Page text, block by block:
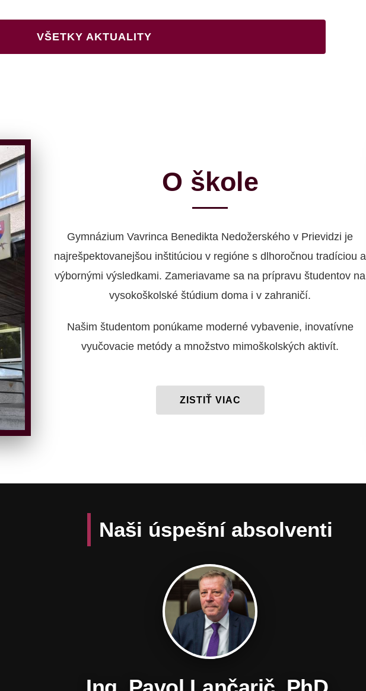
VŠETKY AKTUALITY
O škole
Gymnázium Vavrinca Benedikta Nedožerského v Prievidzi je
najrešpektovanejšou inštitúciou v regióne s dlhoročnou tradíciou a
výbornými výsledkami. Zameriavame sa na prípravu študentov na
vysokoškolské štúdium doma i v zahraničí.
Našim študentom ponúkame moderné vybavenie, inovatívne
vyučovacie metódy a množstvo mimoškolských aktivít.
ZISTIŤ VIAC
Naši úspešní absolventi